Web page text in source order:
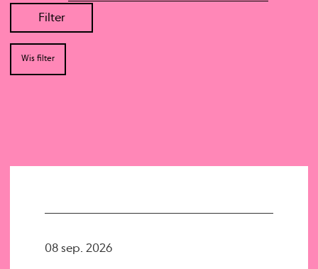
Filter
Wis filter
08 sep. 2026